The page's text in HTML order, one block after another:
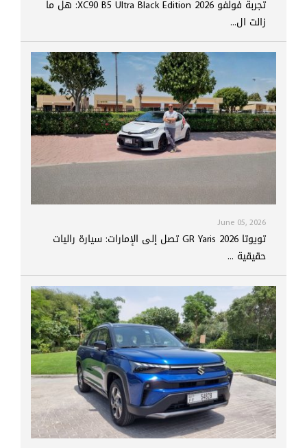
تجربة فولفو XC90 B5 Ultra Black Edition 2026: هل ما
زالت ال...
June 05, 2026
تويوتا GR Yaris 2026 تصل إلى الإمارات: سيارة راليات
حقيقية ...